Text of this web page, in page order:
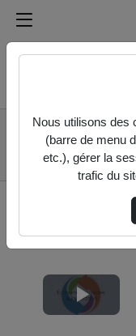
Rechercher
Accueil
Vidéos
7.8 Vers une
consommation
responsable: les m…
Lire
Nous utilisons des
(barre de menu
etc.), gérer la
trafic du